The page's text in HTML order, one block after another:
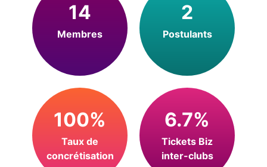
14
Membres
2
Postulants
100%
Taux de
concrétisation
6.7%
Tickets Biz
inter-clubs